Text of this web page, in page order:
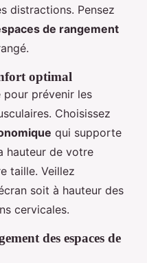
distractions. Pensez
de rangement
optimal
pour prévenir les
Choisissez
qui supporte
hauteur de votre
taille. Veillez
soit à hauteur des
cervicales.
des espaces de